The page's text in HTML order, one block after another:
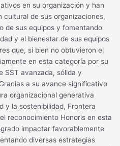
en su organización y han
de sus organizaciones,
de sus equipos y fomentando
y el bienestar de sus equipos
que, si bien no obtuvieron el
en esta categoría por su
SST avanzada, sólida y
a su avance significativo
organizacional generativa
y la sostenibilidad, Frontera
reconocimiento Honoris en esta
impactar favorablemente
diversas estrategias